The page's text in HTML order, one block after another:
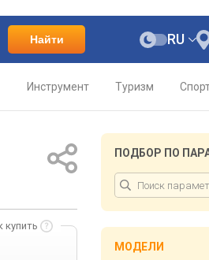
Найти RU
Инструмент Туризм
купить
ПОДБОР ПО
МОДЕЛИ